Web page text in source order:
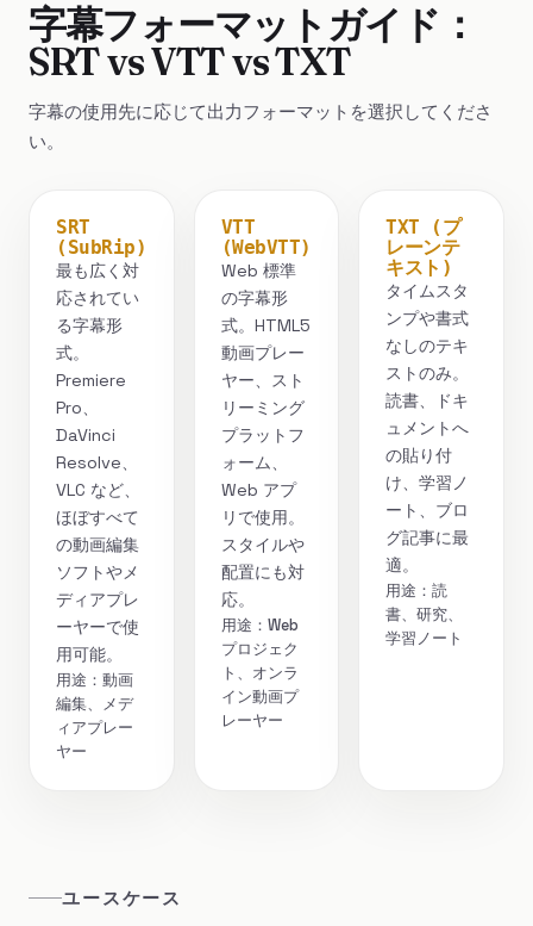
字幕フォーマットガイド：
SRT vs VTT vs TXT
字幕の使用先に応じて出力フォーマットを選択してくださ
い。
SRT
(SubRip)
最も広く対
応されてい
る字幕形
式。
Premiere
Pro、
DaVinci
Resolve、
VLC など、
ほぼすべて
の動画編集
ソフトやメ
ディアプレ
ーヤーで使
用可能。
用途：動画
編集、メデ
ィアプレー
ヤー
VTT
(WebVTT)
Web 標準
の字幕形
式。HTML5
動画プレー
ヤー、スト
リーミング
プラットフ
ォーム、
Web アプ
リで使用。
スタイルや
配置にも対
応。
用途：Web
プロジェク
ト、オンラ
イン動画プ
レーヤー
TXT (プ
レーンテ
キスト)
タイムスタ
ンプや書式
なしのテキ
ストのみ。
読書、ドキ
ュメントへ
の貼り付
け、学習ノ
ート、ブロ
グ記事に最
適。
用途：読
書、研究、
学習ノート
ユースケース